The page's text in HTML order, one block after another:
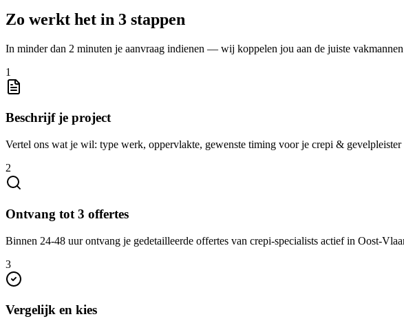
Zo werkt het in 3 stappen
In minder dan 2 minuten je aanvraag indienen — wij koppelen jou aan de juiste
1
Beschrijf je project
Vertel ons wat je wil: type werk, oppervlakte, gewenste timing voor je crepi &
2
Ontvang tot 3 offertes
Binnen 24-48 uur ontvang je gedetailleerde offertes van crepi-specialists actief in Oost-
3
Vergelijk en kies